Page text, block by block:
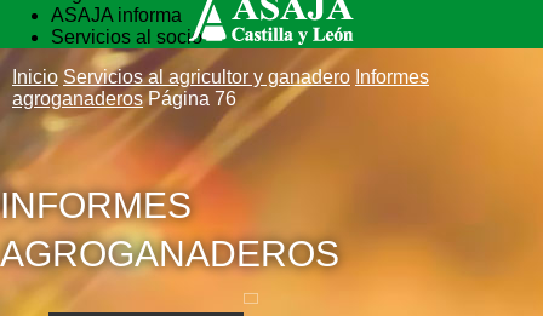
ASAJA informa
Servicios al socio
Vida rural
Formación
Inicio Servicios al agricultor y ganadero Informes
agroganaderos Página 76
INFORMES
AGROGANADEROS